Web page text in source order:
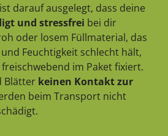
darauf ausgelegt, dass deine
und stressfrei bei dir
oder losem Füllmaterial, das
Feuchtigkeit schlecht hält,
im Paket fixiert.
Blätter keinen Kontakt zur
beim Transport nicht